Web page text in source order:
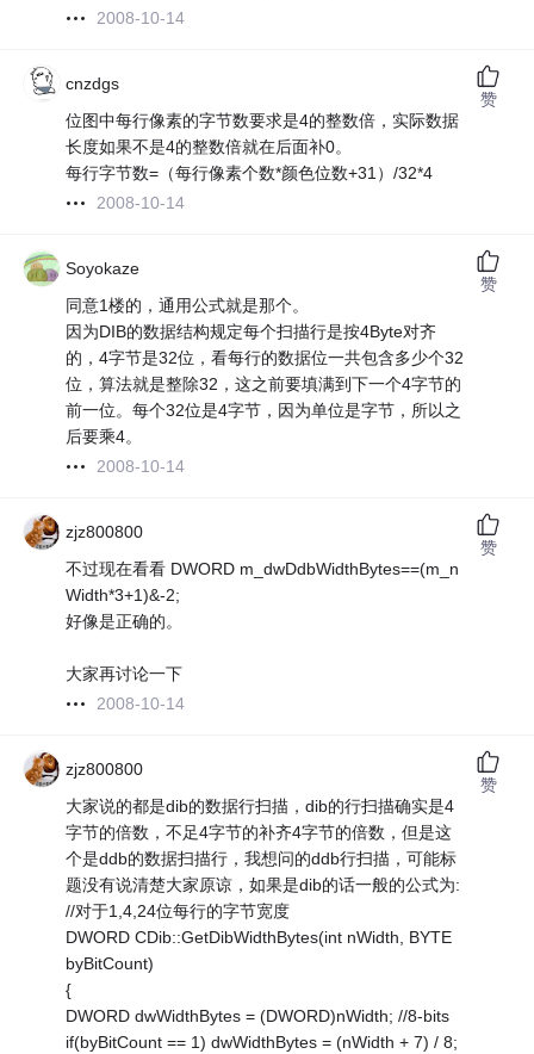
2008-10-14
cnzdgs
位图中每行像素的字节数要求是4的整数倍，实际数据
长度如果不是4的整数倍就在后面补0。
每行字节数=（每行像素个数*颜色位数+31）/32*4
2008-10-14
赞
Soyokaze
同意1楼的，通用公式就是那个。
因为DIB的数据结构规定每个扫描行是按4Byte对齐
的，4字节是32位，看每行的数据位一共包含多少个32
位，算法就是整除32，这之前要填满到下一个4字节的
前一位。每个32位是4字节，因为单位是字节，所以之
后要乘4。
2008-10-14
赞
zjz800800
不过现在看看 DWORD m_dwDdbWidthBytes==(m_n
Width*3+1)&-2;
好像是正确的。
大家再讨论一下
2008-10-14
赞
zjz800800
大家说的都是dib的数据行扫描，dib的行扫描确实是4
字节的倍数，不足4字节的补齐4字节的倍数，但是这
个是ddb的数据扫描行，我想问的ddb行扫描，可能标
题没有说清楚大家原谅，如果是dib的话一般的公式为:
//对于1,4,24位每行的字节宽度
DWORD CDib::GetDibWidthBytes(int nWidth, BYTE
byBitCount)
{
DWORD dwWidthBytes = (DWORD)nWidth; //8-bits
if(byBitCount == 1) dwWidthBytes = (nWidth + 7) / 8;
赞